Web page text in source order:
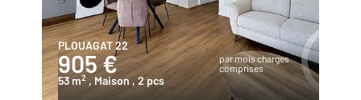
PLOUAGAT 22
905 €
par mois charges
comprises
53 m2 , Maison , 2 pcs